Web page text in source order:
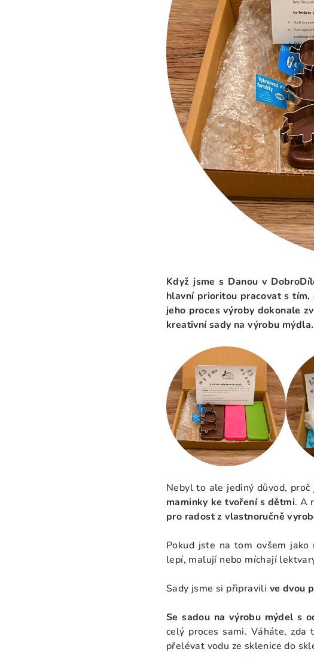
Když jsme s Danou v
hlavní prioritou pracovat s
jeho proces výroby dokonale
kreativní sady na výrobu mýdla.
Nebyl to ale jediný důvod, proč
maminky ke tvoření s dětmi. A
pro radost z vlastnoručně
Pokud jste na tom ovšem jako
lepí, malují nebo míchají
Sady jsme si připravili ve dvou
Se sadou na výrobu mýdel s
celý proces sami. Váháte,
přelévat vodu ze sklenice do